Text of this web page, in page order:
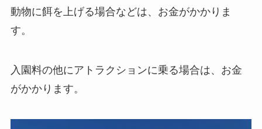
動物に餌を上げる場合などは、お金がかかりま
す。
入園料の他にアトラクションに乗る場合は、お金
がかかります。